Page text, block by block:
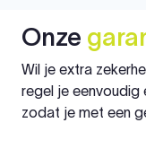
Onze
Wil je extra
regel je eenvoudig
zodat je met een